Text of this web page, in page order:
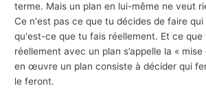
terme. Mais un plan en lui-même ne veut
Ce n'est pas ce que tu décides de faire
qu'est-ce que tu fais réellement. Et ce que
réellement avec un plan s’appelle la «
en œuvre un plan consiste à décider qui
le feront.